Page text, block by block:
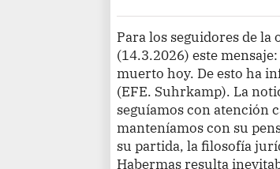
Para los seguidores de
(14.3.2026) este
muerto hoy. De esto ha
(EFE. Suhrkamp). La
seguíamos con atención
manteníamos con su
su partida, la filosofía
Habermas resulta